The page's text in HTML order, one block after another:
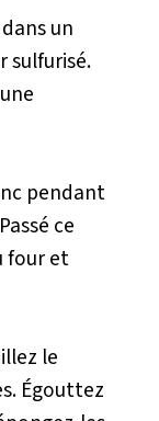
un
sulfurisé.
pendant
ce
four et
le
Égouttez